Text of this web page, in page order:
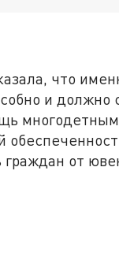
что
и должно
от